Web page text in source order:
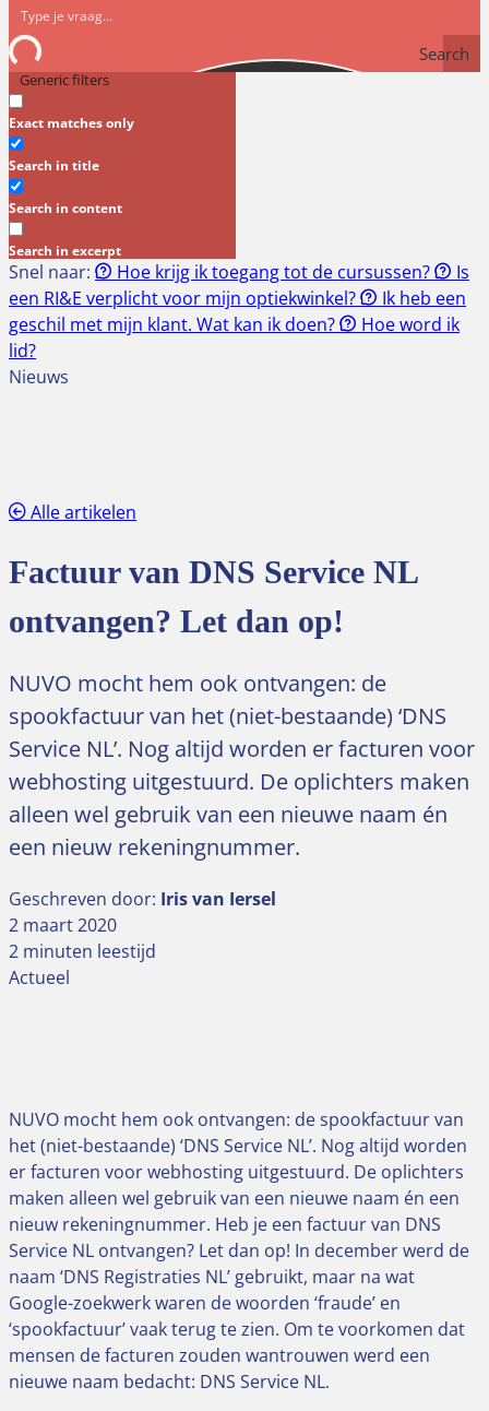
Search
Generic filters
Exact matches only
Search in title
Search in content
Search in excerpt
Snel naar: Hoe krijg ik toegang tot de cursussen?
Is
een RI&E verplicht voor mijn optiekwinkel?
Ik heb een
geschil met mijn klant. Wat kan ik doen?
Hoe word ik
lid?
Nieuws
Alle artikelen
Factuur van DNS Service NL
ontvangen? Let dan op!
NUVO mocht hem ook ontvangen: de
spookfactuur van het (niet-bestaande) ‘DNS
Service NL’. Nog altijd worden er facturen voor
webhosting uitgestuurd. De oplichters maken
alleen wel gebruik van een nieuwe naam én
een nieuw rekeningnummer.
Geschreven door: Iris van Iersel
2 maart 2020
2 minuten leestijd
Actueel
NUVO mocht hem ook ontvangen: de spookfactuur van
het (niet-bestaande) ‘DNS Service NL’. Nog altijd worden
er facturen voor webhosting uitgestuurd. De oplichters
maken alleen wel gebruik van een nieuwe naam én een
nieuw rekeningnummer. Heb je een factuur van DNS
Service NL ontvangen? Let dan op! In december werd de
naam ‘DNS Registraties NL’ gebruikt, maar na wat
Google-zoekwerk waren de woorden ‘fraude’ en
‘spookfactuur’ vaak terug te zien. Om te voorkomen dat
mensen de facturen zouden wantrouwen werd een
nieuwe naam bedacht: DNS Service NL.